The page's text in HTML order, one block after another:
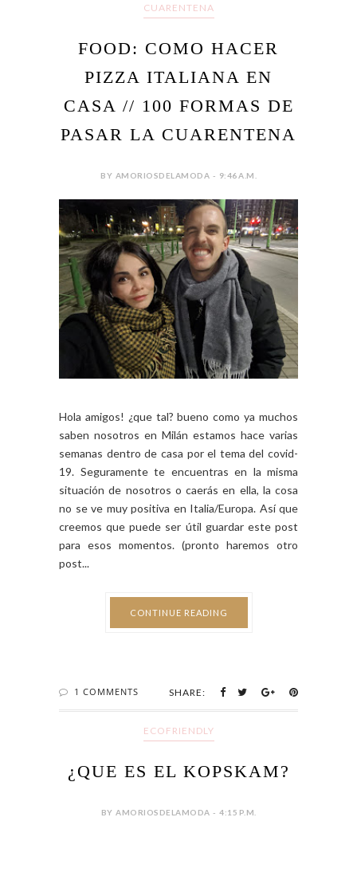
CUARENTENA
FOOD: COMO HACER
PIZZA ITALIANA EN
CASA // 100 FORMAS DE
PASAR LA CUARENTENA
BY AMORIOSDELAMODA - 9:46 A.M.
Hola amigos! ¿que tal? bueno como ya muchos
saben nosotros en Milán estamos hace varias
semanas dentro de casa por el tema del covid-
19. Seguramente te encuentras en la misma
situación de nosotros o caerás en ella, la cosa
no se ve muy positiva en Italia/Europa. Así que
creemos que puede ser útil guardar este post
para esos momentos. (pronto haremos otro
post...
CONTINUE READING
1 COMMENTS SHARE:
ECOFRIENDLY
¿QUE ES EL KOPSKAM?
BY AMORIOSDELAMODA - 4:15 P.M.